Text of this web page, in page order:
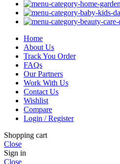
Home
About Us
Track You Order
FAQs
Our Partners
Work With Us
Contact Us
Wishlist
Compare
Login / Register
Shopping cart
Close
Sign in
Close